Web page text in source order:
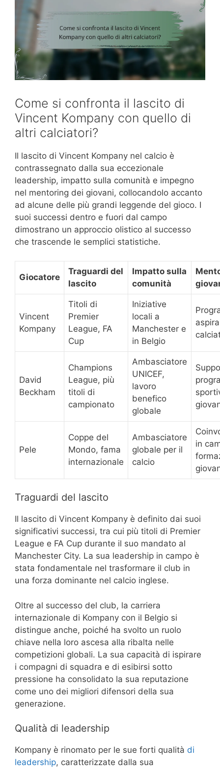
Come si confronta il lascito di
Vincent Kompany con quello di
altri calciatori?
Il lascito di Vincent Kompany nel calcio è
contrassegnato dalla sua eccezionale
leadership, impatto sulla comunità e impegno
nel mentoring dei giovani, collocandolo accanto
ad alcune delle più grandi leggende del gioco. I
suoi successi dentro e fuori dal campo
dimostrano un approccio olistico al successo
che trascende le semplici statistiche.
Giocatore
Traguardi del
lascito
Impatto sulla
comunità
Vincent
Kompany
Titoli di
Premier
League, FA
Cup
Iniziative
locali a
Manchester e
in Belgio
David
Beckham
Champions
League, più
titoli di
campionato
Ambasciatore
UNICEF,
lavoro
benefico
globale
Pele
Coppe del
Mondo, fama
internazionale
Ambasciatore
globale per il
calcio
in
Traguardi del lascito
Il lascito di Vincent Kompany è definito dai suoi
significativi successi, tra cui più titoli di Premier
League e FA Cup durante il suo mandato al
Manchester City. La sua leadership in campo è
stata fondamentale nel trasformare il club in
una forza dominante nel calcio inglese.
Oltre al successo del club, la carriera
internazionale di Kompany con il Belgio si
distingue anche, poiché ha svolto un ruolo
chiave nella loro ascesa alla ribalta nelle
competizioni globali. La sua capacità di ispirare
i compagni di squadra e di esibirsi sotto
pressione ha consolidato la sua reputazione
come uno dei migliori difensori della sua
generazione.
Qualità di leadership
Kompany è rinomato per le sue forti qualità di
leadership, caratterizzate dalla sua